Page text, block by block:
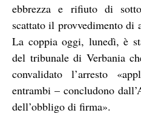
ebbrezza e rifiuto di
scattato il provvedimento di
La coppia oggi, lunedì, è
del tribunale di Verbania
convalidato l’arresto
entrambi – concludono
dell’obbligo di firma».